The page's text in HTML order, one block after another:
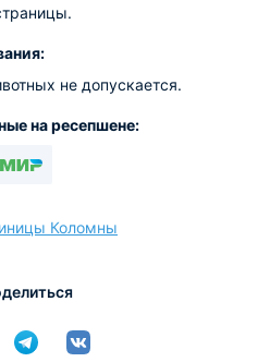
не допускается.
на ресепшене:
Коломны